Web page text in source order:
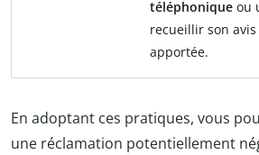
téléphonique ou
recueillir son
apportée.
En adoptant ces pratiques, vous
une réclamation potentiellement